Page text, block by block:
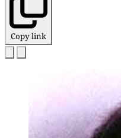
Copy link